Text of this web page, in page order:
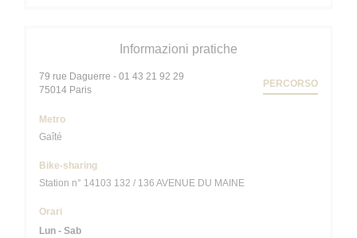
Informazioni pratiche
79 rue Daguerre - 01 43 21 92 29
75014 Paris((apre una nuova finestra))
PERCORSO
Metro
Gaîté
Bike-sharing
Station n° 14103 132 / 136 AVENUE DU MAINE
Orari
Lun - Sab